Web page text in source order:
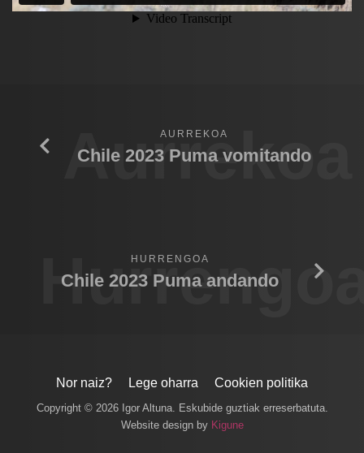
Aurrekoa
AURREKOA
Chile 2023 Puma vomitando
HURRENGOA
Chile 2023 Puma andando
Nor naiz? Lege oharra Cookien politika
Copyright © 2026 Igor Altuna. Eskubide guztiak erreserbatuta.
Website design by Kigune